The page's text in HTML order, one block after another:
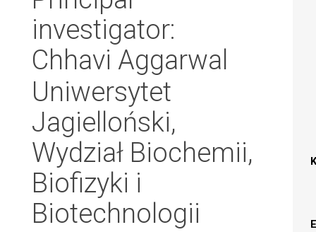
investigator:
Chhavi Aggarwal
Uniwersytet
Jagielloński,
Wydział Biochemii,
Biofizyki i
Biotechnologii